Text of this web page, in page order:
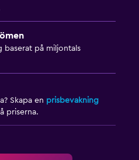
baserat på miljontals
Skapa en prisbevakning
priserna.